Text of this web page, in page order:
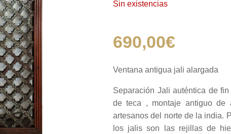
Sin existencias
690,00€
Ventana antigua jali alargada
Separación Jali auténtica de
de teca , montaje antiguo de
artesanos del norte de la india.
los jalis son las rejillas de